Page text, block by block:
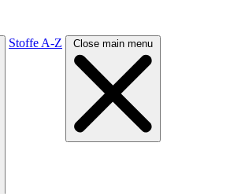
Stoffe A-Z Close main menu